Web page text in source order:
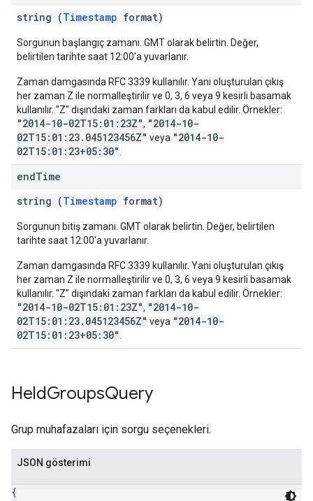
string (Timestamp format)
Sorgunun başlangıç zamanı. GMT olarak belirtin. Değer,
belirtilen tarihte saat 12:00'a yuvarlanır.
Zaman damgasında RFC 3339 kullanılır. Yani oluşturulan çıkış
her zaman Z ile normalleştirilir ve 0, 3, 6 veya 9 kesirli basamak
kullanılır. "Z" dışındaki zaman farkları da kabul edilir. Örnekler:
"2014-10-02T15:01:23Z", "2014-10-
02T15:01:23.045123456Z" veya "2014-10-
02T15:01:23+05:30"
endTime
string (Timestamp format)
Sorgunun bitiş zamanı. GMT olarak belirtin. Değer, belirtilen
tarihte saat 12:00'a yuvarlanır.
Zaman damgasında RFC 3339 kullanılır. Yani oluşturulan çıkış
her zaman Z ile normalleştirilir ve 0, 3, 6 veya 9 kesirli basamak
kullanılır. "Z" dışındaki zaman farkları da kabul edilir. Örnekler:
"2014-10-02T15:01:23Z", "2014-10-
02T15:01:23.045123456Z" veya "2014-10-
02T15:01:23+05:30"
HeldGroupsQuery
Grup muhafazaları için sorgu seçenekleri.
JSON gösterimi
{